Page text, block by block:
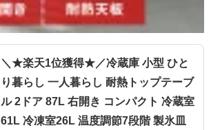
＼★楽天1位獲得★／冷蔵庫 小型 ひと
り暮らし 一人暮らし 耐熱トップテーブ
ル 2ドア 87L 右開き コンパクト 冷蔵室
61L 冷凍室26L 温度調節7段階 製氷皿